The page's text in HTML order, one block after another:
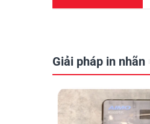
Giải pháp in nhãn